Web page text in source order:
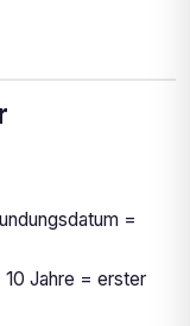
=
Jahre = erster